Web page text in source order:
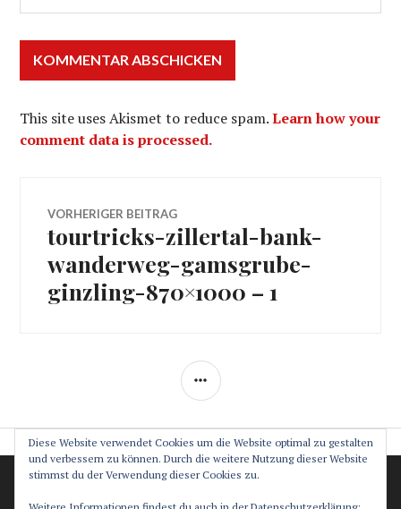
This site uses Akismet to reduce spam.Learn how your
comment data is processed.
Beitragsnavigation
VORHERIGER BEITRAG
Vorheriger
Beitrag:
tourtricks-zillertal-bank-
wanderweg-gamsgrube-
ginzling-870×1000 – 1
SEITENLEISTE
Datenschutz
Diese Website verwendet Cookies um die Website optimal zu gestalten
und verbessern zu können. Durch die weitere Nutzung dieser Website
stimmst du der Verwendung dieser Cookies zu.